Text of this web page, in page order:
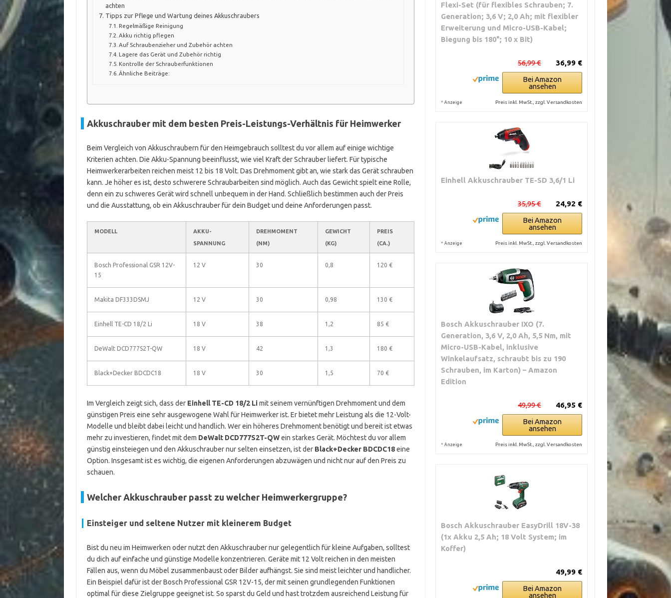
achten
Tipps zur Pflege und Wartung deines Akkuschraubers
Regelmäßige Reinigung
Akku richtig pflegen
Auf Schraubenzieher und Zubehör achten
Lagere das Gerät und Zubehör richtig
Kontrolle der Schrauberfunktionen
Ähnliche Beiträge:
Akkuschrauber mit dem besten Preis-Leistungs-Verhältnis für Heimwerker
Beim Vergleich von Akkuschraubern für den Heimgebrauch solltest du vor allem auf einige wichtige
Kriterien achten. Die Akku-Spannung beeinflusst, wie viel Kraft der Schrauber liefert. Für typische
Heimwerkerarbeiten reichen meist 12 bis 18 Volt. Das Drehmoment gibt an, wie stark das Gerät schrauben
kann. Je höher es ist, desto schwerere Schraubarbeiten sind möglich. Auch das Gewicht spielt eine Rolle,
denn ein zu schweres Gerät wird schnell unbequem in der Hand. Schließlich bestimmen auch der Preis
und die Ausstattung, ob ein Akkuschrauber für dein Budget und deine Anforderungen passt.
MODELL
AKKU-
SPANNUNG
DREHMOMENT
(NM)
GEWICHT
(KG)
PREIS
(CA.)
Bosch Professional GSR 12V-
15
12 V 30 0,8 120 €
Makita DF333DSMJ 12 V 30 0,98 130 €
Einhell TE-CD 18/2 Li 18 V 38 1,2 85 €
DeWalt DCD777S2T-QW 18 V 42 1,3 180 €
Black+Decker BDCDC18 18 V 30 1,5 70 €
Im Vergleich zeigt sich, dass der Einhell TE-CD 18/2 Limit seinem vernünftigen Drehmoment und dem
günstigen Preis eine sehr ausgewogene Wahl für Heimwerker ist. Er bietet mehr Leistung als die 12-Volt-
Modelle und bleibt dabei leicht und handlich. Wer ein höheres Drehmoment benötigt und bereit ist etwas
mehr zu investieren, findet mit dem DeWalt DCD777S2T-QWein starkes Gerät. Möchtest du vor allem
günstig einsteiegen und den Akkuschrauber nur selten einsetzen, ist der Black+Decker BDCDC18eine
Option. Insgesamt ist es wichtig, die eigenen Anforderungen abzuwägen und nicht nur auf den Preis zu
schauen.
Welcher Akkuschrauber passt zu welcher Heimwerkergruppe?
Einsteiger und seltene Nutzer mit kleinerem Budget
Bist du neu im Heimwerken oder nutzt den Akkuschrauber nur gelegentlich für kleine Aufgaben, solltest
du dich auf einfache und günstige Modelle konzentrieren. Geräte mit 12 Volt reichen in den meisten
Fällen aus, wenn du Möbel zusammenbaust oder Bilder aufhängst. Sie sind meist leichter und handlicher.
Ein Beispiel dafür ist der Bosch Professional GSR 12V-15, der mit seinen grundlegenden Funktionen
optimal für diese Zielgruppe geeignet ist. So sparst du Geld und hast trotzdem ausreichend Leistung für
Flexi-Set (für flexibles Schrauben; 7.
Generation; 3,6 V; 2,0 Ah; mit flexibler
Erweiterung und Micro-USB-Kabel;
Biegung bis 180°; 10 x Bit)
36,99 €
56,99 €
Bei Amazon
ansehen
* Anzeige Preis inkl. MwSt., zzgl. Versandkosten
Einhell Akkuschrauber TE-SD 3,6/1 Li
24,92 €
35,95 €
Bei Amazon
ansehen
* Anzeige Preis inkl. MwSt., zzgl. Versandkosten
Bosch Akkuschrauber IXO (7.
Generation, 3,6 V, 2,0 Ah, 5,5 Nm, mit
Micro-USB-Kabel, inklusive
Winkelaufsatz, schraubt bis zu 190
Schrauben, im Karton) – Amazon
Edition
46,95 €
49,99 €
Bei Amazon
ansehen
* Anzeige Preis inkl. MwSt., zzgl. Versandkosten
Bosch Akkuschrauber EasyDrill 18V-38
(1x Akku 2,5 Ah; 18 Volt System; im
Koffer)
49,99 €
Bei Amazon
ansehen